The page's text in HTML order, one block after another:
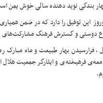
بندگی نوید دهنده سالی خوش
این توفیق را دارد که در ضمن
و گسترش فرهنگ مشارکت‌های
، فرارسیدن بهار طبیعت و ماه
فرهیخته‌ی و ایثارگر جمعیت